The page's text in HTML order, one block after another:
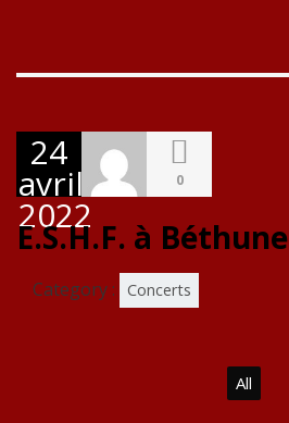
24
avril
2022
0
E.S.H.F. à Béthune
Category : Concerts
All